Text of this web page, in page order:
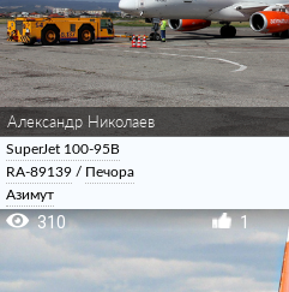
Александр Николаев
SuperJet 100-95B
RA-89139 / Печора
Азимут
310 1